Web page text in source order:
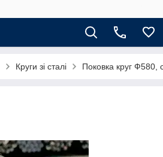
Круги зі сталі Поковка круг Ф580,